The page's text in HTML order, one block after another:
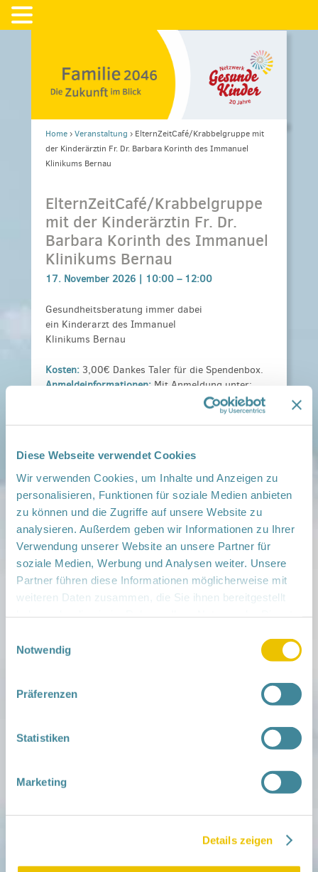
Diese Webseite verwendet Cookies
Wir verwenden Cookies, um Inhalte und Anzeigen zu
personalisieren, Funktionen für soziale Medien anbieten
zu können und die Zugriffe auf unsere Website zu
analysieren. Außerdem geben wir Informationen zu Ihrer
Verwendung unserer Website an unsere Partner für
soziale Medien, Werbung und Analysen weiter. Unsere
Partner führen diese Informationen möglicherweise mit
weiteren Daten zusammen, die Sie ihnen bereitgestellt
Notwendig
Präferenzen
Statistiken
Marketing
Details zeigen
Home›Veranstaltung › ElternZeitCafé/Krabbelgruppe mit
der Kinderärztin Fr. Dr. Barbara Korinth des Immanuel
Klinikums Bernau
ElternZeitCafé/Krabbelgruppe
mit der Kinderärztin Fr. Dr.
Barbara Korinth des Immanuel
Klinikums Bernau
17. November 2026 | 10:00 – 12:00
Gesundheitsberatung immer dabei
ein Kinderarzt des Immanuel
Klinikums Bernau
Kosten: 3,00€ Dankes Taler für die Spendenbox.
Anmeldeinformationen: Mit Anmeldung unter:
manuela.ladewig@immanuelalbertinen.de
Str. 26, 16321 Bernau
› auf Google Maps anzeigen
teilen
Weitere Infos:
› Zum Regionalnetzwerk ...
iCal •Google Calendar
in der Schwangerschaft
Netzwerk-Kompass
Aktuelles
Aktuelle Termine